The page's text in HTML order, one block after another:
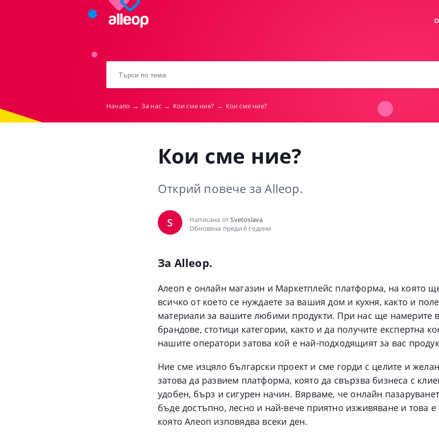
Начало → За нас → Кои сме ние? → Кои сме ние?
Кои сме ние?
Открий повече за Alleop.
S Написана отSvetoslava
Обновена преди 6 години
За Alleop.
Алеоп е онлайн магазин и Маркетплейс платформа, на която
всичко от което се нуждаете за вашия дом и кухня, както и
материали за вашите любими продукти. При нас ще намерите
брандове, стотици категории, както и да получите експертна
нашите оператори затова кой е най-подходящият за вас
Ние сме изцяло български проект и сме горди с целите и
затова да развием платформа, която да свързва бизнеса с
удобен, бърз и сигурен начин. Вярваме, че онлайн
бъде достъпно, лесно и най-вече приятно изживяване и това е
която Алеоп изповядва всеки ден.